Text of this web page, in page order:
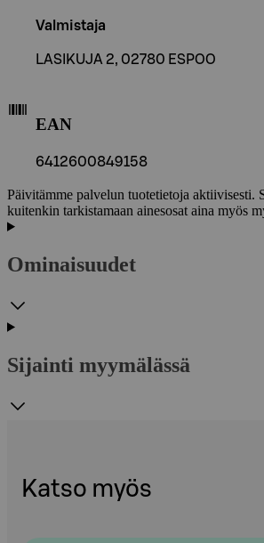
Valmistaja
LASIKUJA 2, 02780 ESPOO
EAN
6412600849158
Päivitämme palvelun tuotetietoja aktiivisesti.
kuitenkin tarkistamaan ainesosat aina myös
Ominaisuudet
Sijainti myymälässä
Katso myös